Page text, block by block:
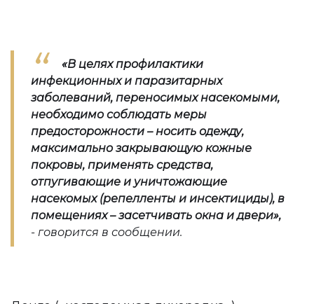
«В целях профилактики
инфекционных и паразитарных
заболеваний, переносимых насекомыми,
необходимо соблюдать меры
предосторожности – носить одежду,
максимально закрывающую кожные
покровы, применять средства,
отпугивающие и уничтожающие
насекомых (репелленты и инсектициды), в
помещениях – засетчивать окна и двери»,
- говорится в сообщении.